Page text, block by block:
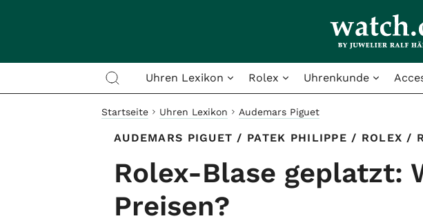
Uhren Lexikon Rolex Uhrenkunde
Startseite Uhren Lexikon Audemars Piguet
AUDEMARS PIGUET / PATEK PHILIPPE / ROLEX /
Rolex-Blase geplatzt:
Preisen?